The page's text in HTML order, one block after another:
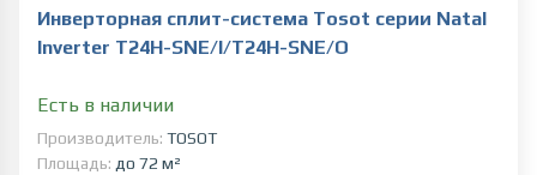
Инверторная сплит-система Tosot серии Natal
Inverter T24H-SNE/I/T24H-SNE/O
Есть в наличии
Производитель: TOSOT
Площадь: до 72 м²